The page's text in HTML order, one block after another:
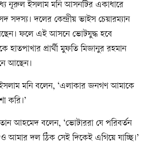
নূরুল ইসলাম মনি আসনটির একাধারে
সদস্য। দলের কেন্দ্রীয় ভাইস চেয়ারম্যান
ফলে এই আসনে ভোটযুদ্ধ হবে
হাতপাখার প্রার্থী মুফতি মিজানুর রহমান
আছেন।
ইসলাম মনি বলেন, ‘এলাকার জনগণ আমাকে
করি।’
আহমেদ বলেন, ‘ভোটাররা যে পরিবর্তন
আমার দল ঠিক সেই দিকেই এগিয়ে যাচ্ছি।’